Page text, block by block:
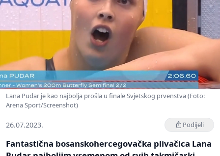
Lana Pudar je kao najbolja prošla u finale Svjetskog prvenstva (Foto:
Arena Sport/Screenshot)
26.07.2023. Podijeli
Fantastična bosanskohercegovačka plivačica Lana